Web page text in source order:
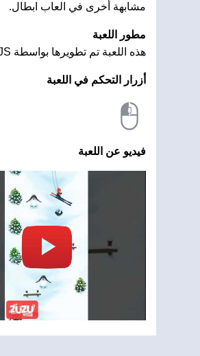
مشابهة أخرى في العاب ابطال.
مطور اللعبة
هذه اللعبة تم تطويرها بواسطة MarketJS
أزرار التحكم في اللعبة
فيديو عن اللعبة